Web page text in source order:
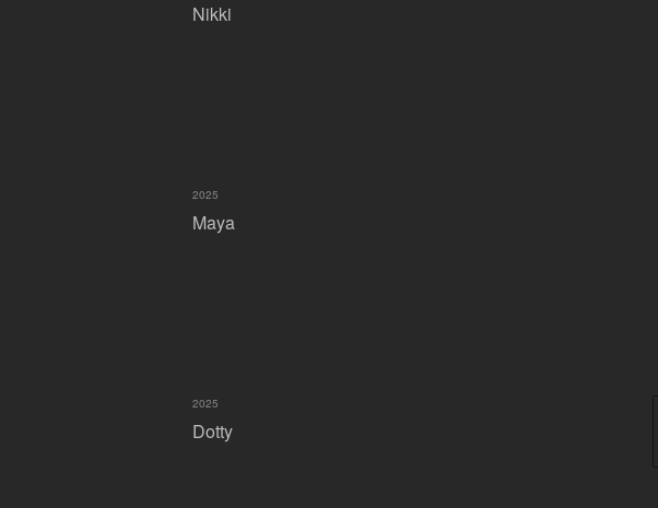
Nikki
Maya
2025
Dotty
2025